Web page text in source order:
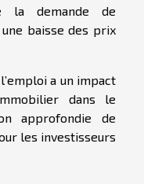
la demande de
baisse des prix
a un impact
dans le
approfondie de
les investisseurs